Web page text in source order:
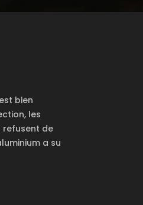
bien
les
refusent de
a su